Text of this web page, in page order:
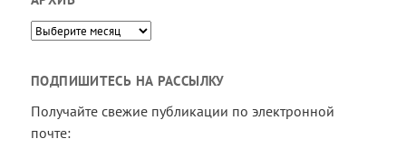
Архив
ПОДПИШИТЕСЬ НА РАССЫЛКУ
Получайте свежие публикации по электронной
почте: